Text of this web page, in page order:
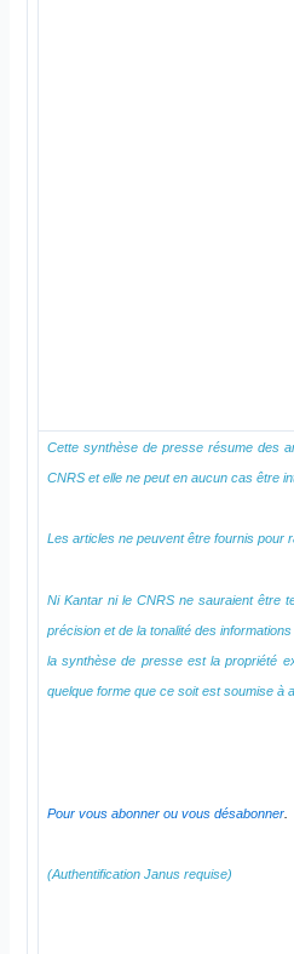
Cette synthèse de presse résume des
CNRS et elle ne peut en aucun cas être
Les articles ne peuvent être fournis pour
Ni Kantar ni le CNRS ne sauraient être
précision et de la tonalité des
la synthèse de presse est la propriété
quelque forme que ce soit est soumise à
Pour vous abonner ou vous désabonner.
(Authentification Janus requise)